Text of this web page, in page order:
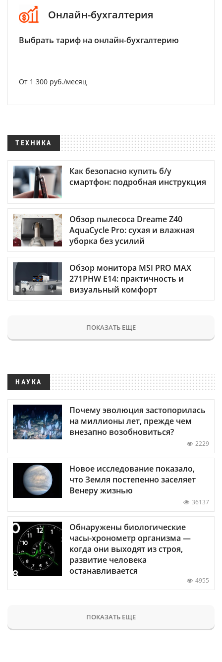
Онлайн-бухгалтерия
Выбрать тариф на онлайн-бухгалтерию
От 1 300 руб./месяц
ТЕХНИКА
Как безопасно купить б/у
смартфон: подробная инструкция
Обзор пылесоса Dreame Z40
AquaCycle Pro: сухая и влажная
уборка без усилий
Обзор монитора MSI PRO MAX
271PHW E14: практичность и
визуальный комфорт
ПОКАЗАТЬ ЕЩЕ
НАУКА
Почему эволюция застопорилась
на миллионы лет, прежде чем
внезапно возобновиться?
2229
Новое исследование показало,
что Земля постепенно заселяет
Венеру жизнью
36137
Обнаружены биологические
часы-хронометр организма —
когда они выходят из строя,
развитие человека
останавливается
4955
ПОКАЗАТЬ ЕЩЕ